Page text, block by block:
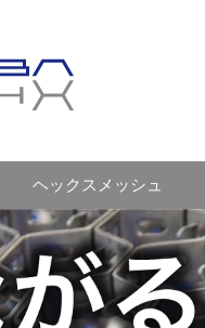
ヘックスメッシュ